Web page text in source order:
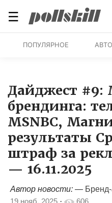
☰
ПОПУЛЯРНОЕ
Дайджест #9:
брендинга:
MSNBC,
результаты
штраф за
— 16.11.2025
Автор новости: —
19 нояб. 2025 · 606